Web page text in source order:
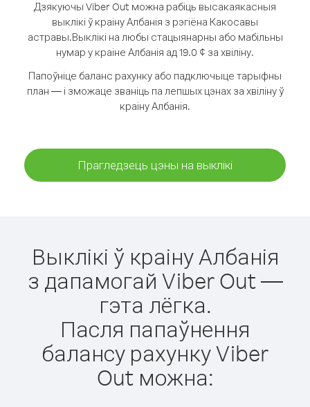
Дзякуючы Viber Out можна рабіць высакаякасныя
выклікі ў краіну Албанія з рэгіёна Какосавы
астравы.Выклікі на любы стацыянарны або мабільны
нумар у краіне Албанія ад 19.0 ¢ за хвіліну.
Папоўніце баланс рахунку або падключыце тарыфны
план — і зможаце званіць па лепшых цэнах за хвіліну ў
краіну Албанія.
Прагледзець цэны на выклікі
Выклікі ў краіну Албанія
з дапамогай Viber Out —
гэта лёгка.
Пасля папаўнення
балансу рахунку Viber
Out можна: